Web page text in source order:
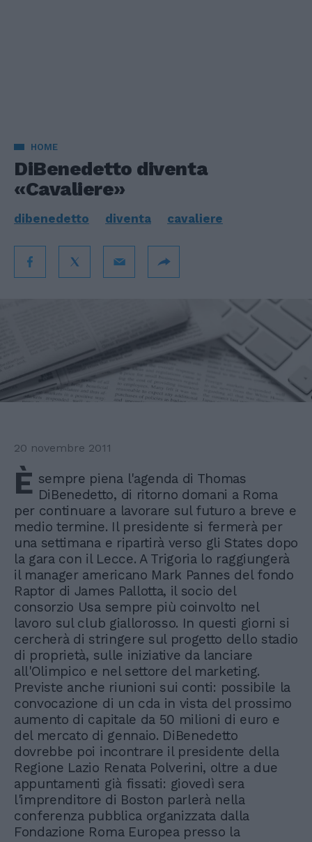
HOME
DiBenedetto diventa
«Cavaliere»
dibenedetto diventa cavaliere
20 novembre 2011
È sempre piena l'agenda di Thomas
DiBenedetto, di ritorno domani a Roma
per continuare a lavorare sul futuro a breve e
medio termine. Il presidente si fermerà per
una settimana e ripartirà verso gli States dopo
la gara con il Lecce. A Trigoria lo raggiungerà
il manager americano Mark Pannes del fondo
Raptor di James Pallotta, il socio del
consorzio Usa sempre più coinvolto nel
lavoro sul club giallorosso. In questi giorni si
cercherà di stringere sul progetto dello stadio
di proprietà, sulle iniziative da lanciare
all'Olimpico e nel settore del marketing.
Previste anche riunioni sui conti: possibile la
convocazione di un cda in vista del prossimo
aumento di capitale da 50 milioni di euro e
del mercato di gennaio. DiBenedetto
dovrebbe poi incontrare il presidente della
Regione Lazio Renata Polverini, oltre a due
appuntamenti già fissati: giovedì sera
l'imprenditore di Boston parlerà nella
conferenza pubblica organizzata dalla
Fondazione Roma Europea presso la